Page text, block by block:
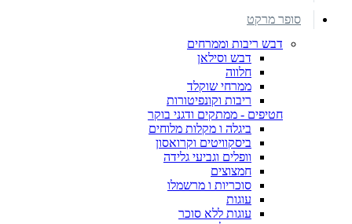
סופר מרקט
דבש ריבות וממרחים
דבש וסילאן
חלווה
ממרחי שוקלד
ריבות וקונפיטורות
חטיפים - ממתקים ודגני בוקר
ביגלה ו מקלות מלוחים
ביסקוויטים וקרואסון
וופלים וגביעי גלידה
חמצוצים
סוכריות ו מרשמלו
עוגות
עוגות ללא סוכר